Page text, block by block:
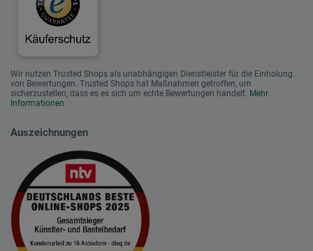
Wir nutzen Trusted Shops als unabhängigen Dienstleister für die Einholung
von Bewertungen. Trusted Shops hat Maßnahmen getroffen, um
sicherzustellen, dass es es sich um echte Bewertungen handelt. Mehr
Informationen
Auszeichnungen